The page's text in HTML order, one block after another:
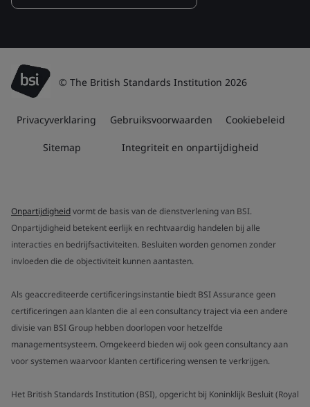
© The British Standards Institution 2026
Privacyverklaring Gebruiksvoorwaarden Cookiebeleid
Sitemap Integriteit en onpartijdigheid
Onpartijdigheidvormt de basis van de dienstverlening van BSI.
Onpartijdigheid betekent eerlijk en rechtvaardig handelen bij alle
interacties en bedrijfsactiviteiten. Besluiten worden genomen zonder
invloeden die de objectiviteit kunnen aantasten.
Als geaccrediteerde certificeringsinstantie biedt BSI Assurance geen
certificeringen aan klanten die al een consultancy traject via een andere
divisie van BSI Group hebben doorlopen voor hetzelfde
managementsysteem. Omgekeerd bieden wij ook geen consultancy aan
voor systemen waarvoor klanten certificering wensen te verkrijgen.
Het British Standards Institution (BSI), opgericht bij Koninklijk Besluit (Royal